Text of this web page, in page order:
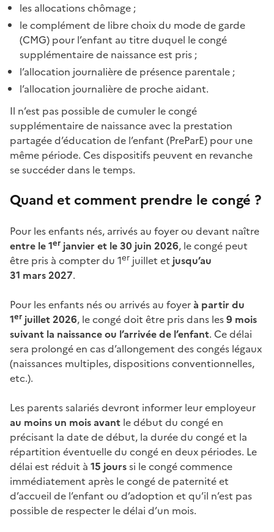
les allocations chômage ;
le complément de libre choix du mode de garde
(CMG) pour l’enfant au titre duquel le congé
supplémentaire de naissance est pris ;
l’allocation journalière de présence parentale ;
l’allocation journalière de proche aidant.
Il n’est pas possible de cumuler le congé
supplémentaire de naissance avec la prestation
partagée d’éducation de l’enfant (PreParE) pour une
même période. Ces dispositifs peuvent en revanche
se succéder dans le temps.
Quand et comment prendre le congé ?
Pour les enfants nés, arrivés au foyer ou devant naître
entre le 1er janvier et le 30 juin 2026, le congé peut
être pris à compter du 1er juillet et jusqu’au
31 mars 2027.
Pour les enfants nés ou arrivés au foyerà partir du
1er juillet 2026, le congé doit être pris dans les9 mois
suivant la naissance ou l’arrivée de l’enfant. Ce délai
sera prolongé en cas d’allongement des congés légaux
(naissances multiples, dispositions conventionnelles,
etc.).
Les parents salariés devront informer leur employeur
au moins un mois avant le début du congé en
précisant la date de début, la durée du congé et la
répartition éventuelle du congé en deux périodes. Le
délai est réduit à 15 jourssi le congé commence
immédiatement après le congé de paternité et
d’accueil de l’enfant ou d’adoption et qu’il n’est pas
possible de respecter le délai d’un mois.